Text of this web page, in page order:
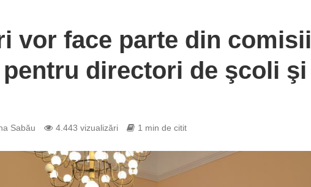
vor face parte din
directori de şcoli şi
Sabău 4.443 vizualizări 1 min de citit